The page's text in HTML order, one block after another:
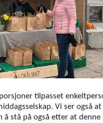
tilpasset
Vi ser også
å stå på også etter at denne